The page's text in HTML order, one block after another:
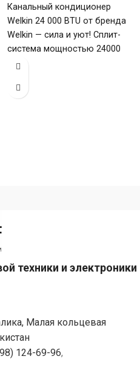
Канальный кондиционер
Welkin 24 000 BTU от бренда
Welkin — сила и уют! Сплит-
система мощностью 24000
БТЕ для помещений до
техники и электроники
Малая кольцевая
124-69-96,